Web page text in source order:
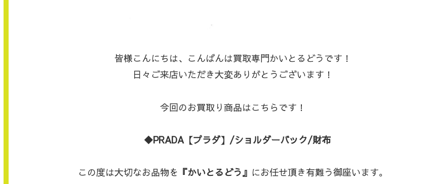
皆様こんにちは、こんばんは買取専門かいとるどうです！
日々ご来店いただき大変ありがとうございます！
今回のお買取り商品はこちらです！
◆PRADA【プラダ】/ショルダーバック/財布
この度は大切なお品物を 『かいとるどう』 にお任せ頂き有難う御座います。